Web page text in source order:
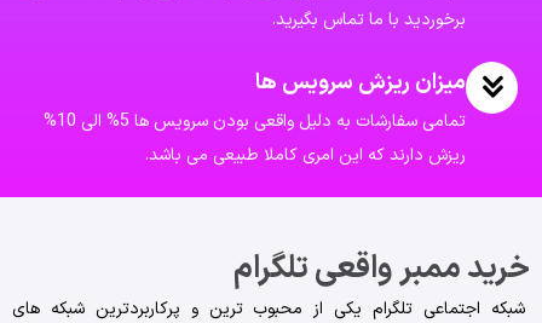
برخوردید با ما تماس بگیرید.
میزان ریزش سرویس ها
تمامی سفارشات به دلیل واقعی بودن سرویس ها 5% الی 10%
ریزش دارند که این امری کاملا طبیعی می باشد.
خرید ممبر واقعی تلگرام
شبکه اجتماعی تلگرام یکی از محبوب ترین و پرکاربردترین شبکه های